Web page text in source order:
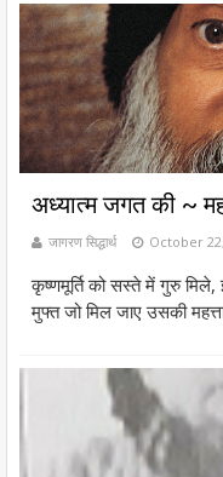
अध्यात्म जगत की ~
जागरण सिद्धार्थ October
कृष्णमूर्ति को सस्ते में गुरु
मुफ्त जो मिल जाए उसकी